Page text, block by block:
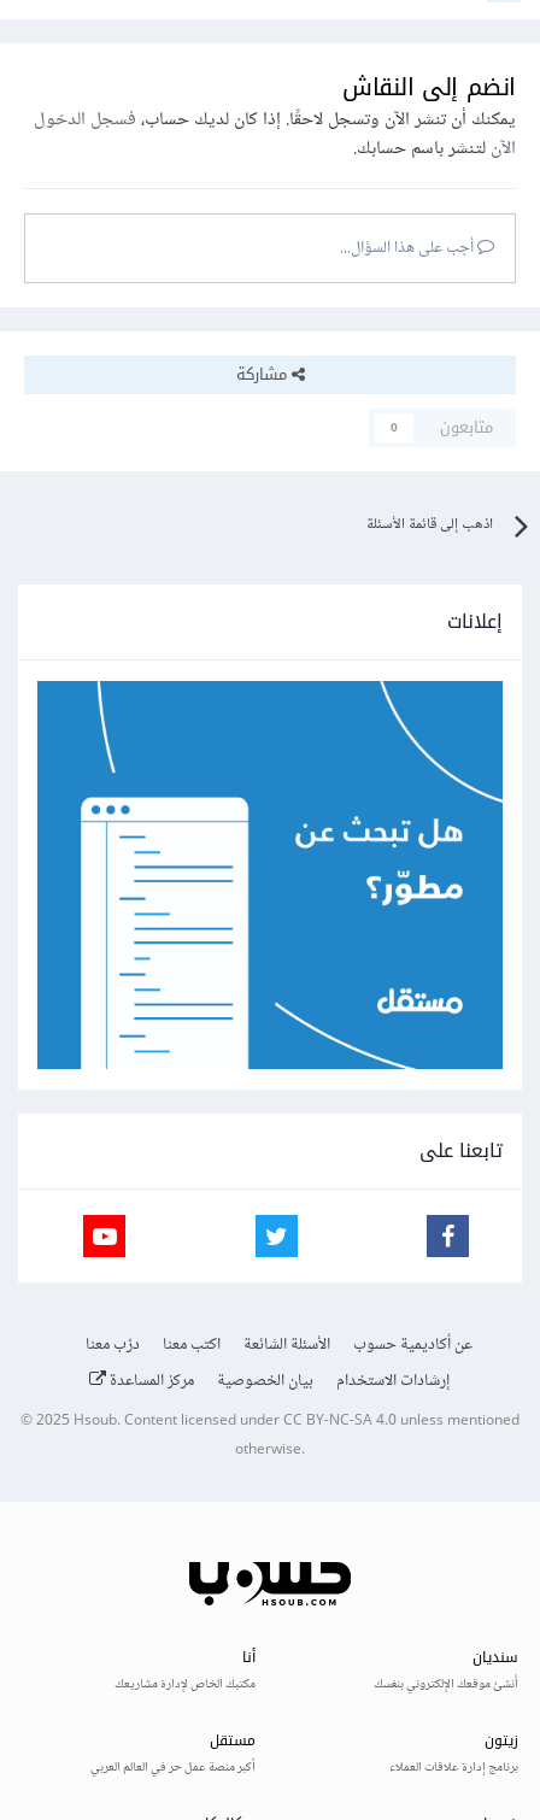
انضم إلى النقاش
يمكنك أن تنشر الآن وتسجل لاحقًا. إذا كان لديك حساب،فسجل الدخول
الآنلتنشر باسم حسابك.
أجب على هذا السؤال...
مشاركة
متابعون
0
اذهب إلى قائمة الأسئلة
إعلانات
تابعنا على
عن أكاديمية حسوب الأسئلة الشائعة اكتب معنا
درّب معنا
إرشادات الاستخدام
بيان الخصوصية مركز المساعدة
© 2025Hsoub.Content licensed underCC BY-NC-SA 4.0unless mentioned
otherwise.